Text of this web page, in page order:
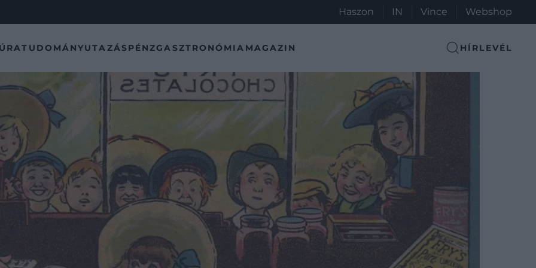
Haszon IN Vince Webshop
TUDOMÁNYUTAZÁSPÉNZGASZTRONÓMIA MAGAZIN HÍRLEVÉL